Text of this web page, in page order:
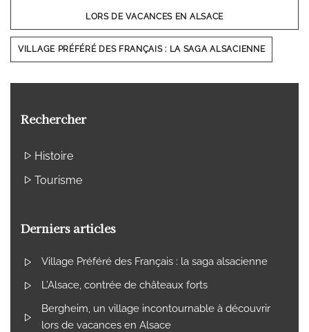
LORS DE VACANCES EN ALSACE
VILLAGE PRÉFÉRÉ DES FRANÇAIS : LA SAGA ALSACIENNE
Rechercher
Histoire
Tourisme
Derniers articles
Village Préféré des Français : la saga alsacienne
L’Alsace, contrée de châteaux forts
Bergheim, un village incontournable à découvrir
lors de vacances en Alsace